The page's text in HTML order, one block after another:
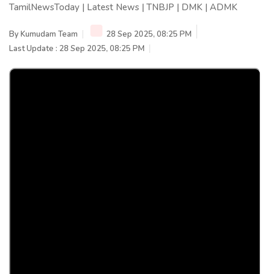
TamilNewsToday | Latest News | TNBJP | DMK | ADMK
ByKumudam Team
28 Sep 2025, 08:25 PM
Last Update : 28 Sep 2025, 08:25 PM